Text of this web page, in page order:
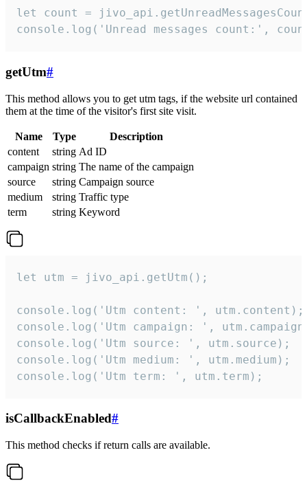
let count =
console.log('Unread messages count:',
getUtm#
This method allows you to get utm tags, if the website url contained
them at the time of the visitor's first site visit.
Name Type
Description
content
string Ad ID
campaign string The name of the campaign
source
string Campaign source
medium
string Traffic type
term
string Keyword
let utm = jivo_api.getUtm();
console.log('Utm content: ', utm.content);
console.log('Utm campaign: ',
console.log('Utm source: ', utm.source);
console.log('Utm medium: ', utm.medium);
console.log('Utm term: ', utm.term);
isCallbackEnabled#
This method checks if return calls are available.